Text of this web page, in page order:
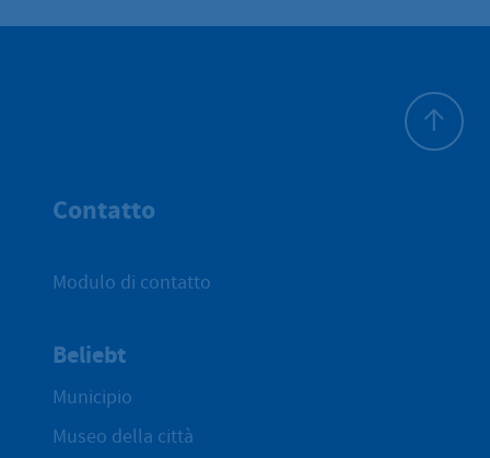
Contatto
Modulo di contatto
Beliebt
Municipio
Museo della città